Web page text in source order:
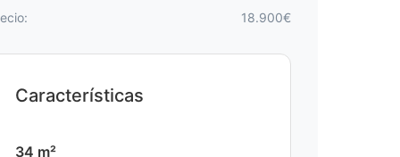
18.900€
Características
34 m²